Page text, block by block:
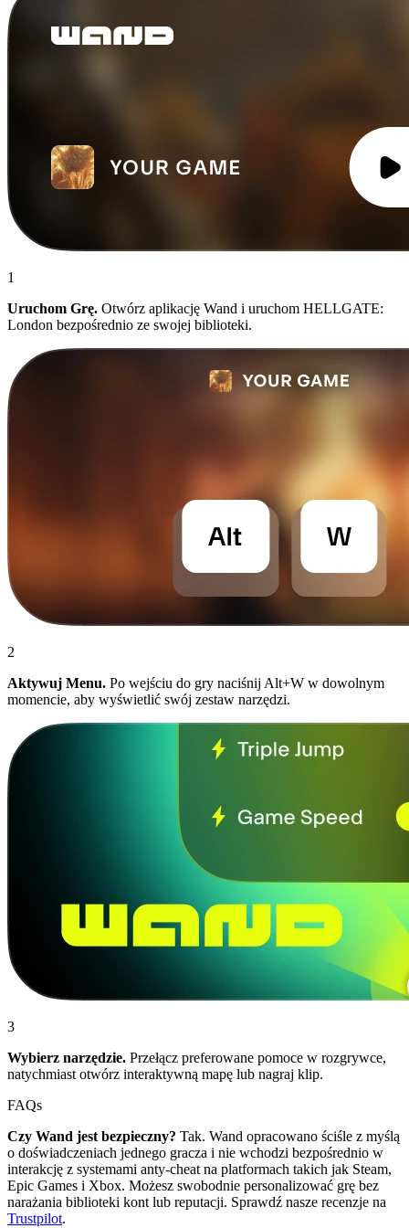
1
Uruchom Grę. Otwórz aplikację Wand i uruchom HELLGATE:
London bezpośrednio ze swojej biblioteki.
2
Aktywuj Menu. Po wejściu do gry naciśnij Alt+W w dowolnym
momencie, aby wyświetlić swój zestaw narzędzi.
3
Wybierz narzędzie. Przełącz preferowane pomoce w rozgrywce,
natychmiast otwórz interaktywną mapę lub nagraj klip.
FAQs
Czy Wand jest bezpieczny? Tak. Wand opracowano ściśle z myślą
o doświadczeniach jednego gracza i nie wchodzi bezpośrednio w
interakcję z systemami anty-cheat na platformach takich jak Steam,
Epic Games i Xbox. Możesz swobodnie personalizować grę bez
narażania biblioteki kont lub reputacji. Sprawdź nasze recenzje na
Trustpilot.